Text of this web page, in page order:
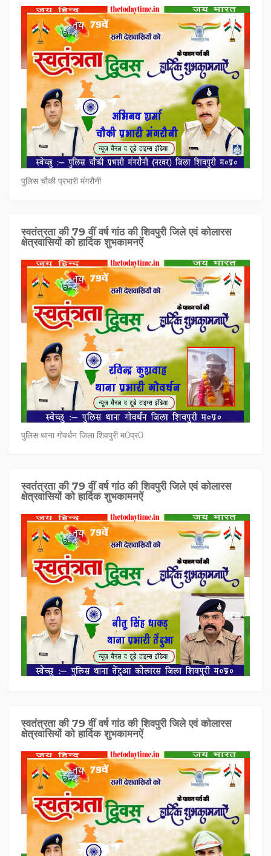
पुलिस चौकी प्रभारी मंगरौनी
स्वतंत्रता की 79 वीं वर्ष गांठ की शिवपुरी जिले एवं कोलारस
क्षेत्रवासियों को हार्दिक शुभकामनऐं
पुलिस थाना गोवर्धन जिला शिवपुरी म0प्र0
स्वतंत्रता की 79 वीं वर्ष गांठ की शिवपुरी जिले एवं कोलारस
क्षेत्रवासियों को हार्दिक शुभकामनऐं
स्वतंत्रता की 79 वीं वर्ष गांठ की शिवपुरी जिले एवं कोलारस
क्षेत्रवासियों को हार्दिक शुभकामनऐं